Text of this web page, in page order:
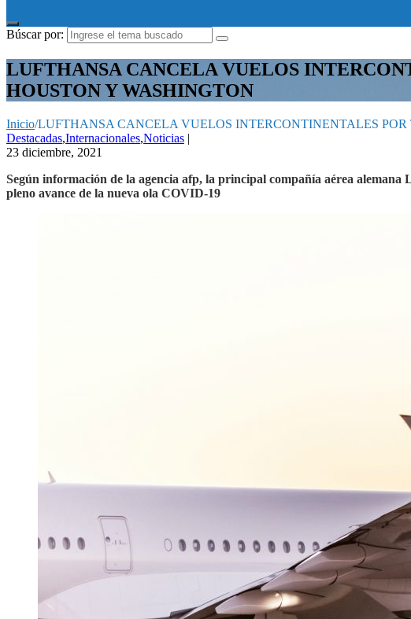
Búscar por:
LUFTHANSA CANCELA VUELOS
HOUSTON Y WASHINGTON
Inicio/LUFTHANSA CANCELA VUELOS INTERCONTINENTALES
Destacadas,Internacionales,Noticias |
23 diciembre, 2021
Según información de la agencia afp, la principal compañía aérea
pleno avance de la nueva ola COVID-19